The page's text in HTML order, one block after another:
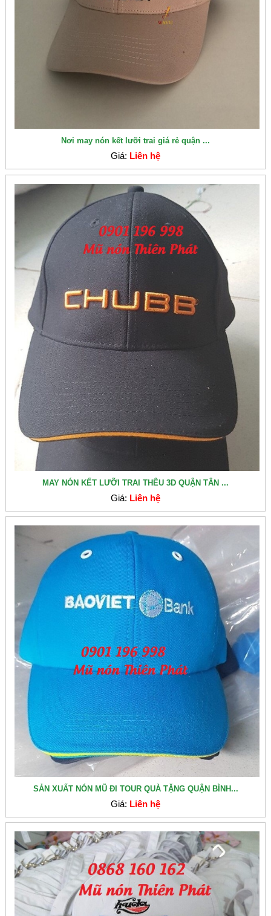
Nơi may nón kết lưỡi trai giá rẻ quận ...
Giá: Liên hệ
MAY NÓN KẾT LƯỠI TRAI THÊU 3D QUẬN TÂN ...
Giá: Liên hệ
SẢN XUẤT NÓN MŨ ĐI TOUR QUÀ TẶNG QUẬN BÌNH...
Giá: Liên hệ